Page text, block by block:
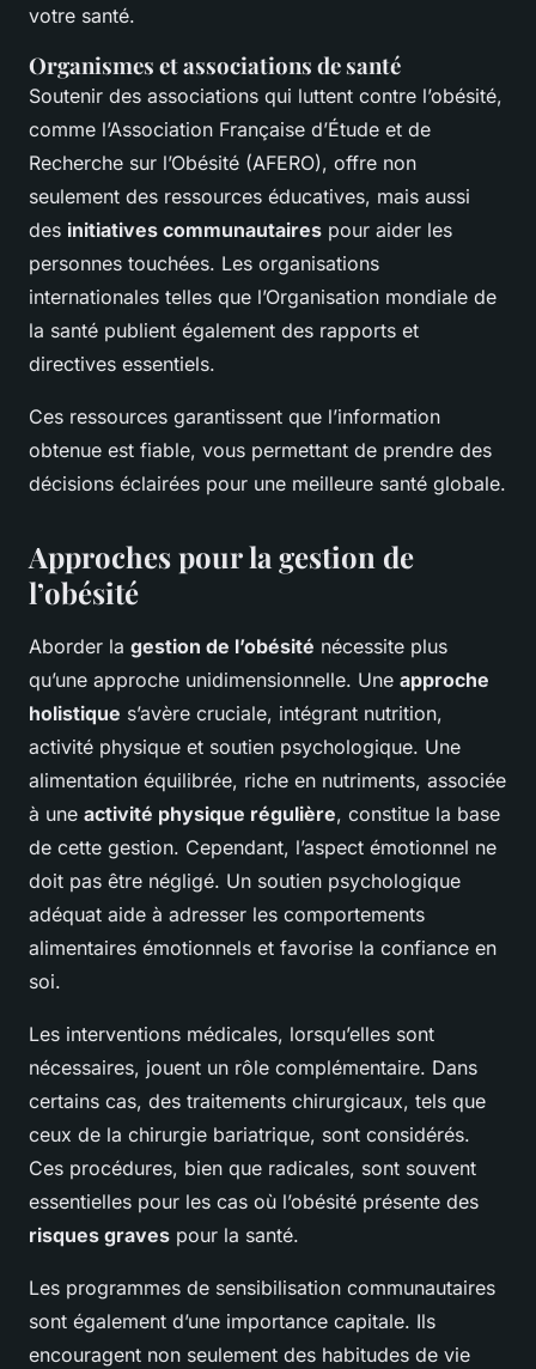
votre santé.
Organismes et associations de santé
Soutenir des associations qui luttent contre l’obésité,
comme l’Association Française d’Étude et de
Recherche sur l’Obésité (AFERO), offre non
seulement des ressources éducatives, mais aussi
des initiatives communautaires pour aider les
personnes touchées. Les organisations
internationales telles que l’Organisation mondiale de
la santé publient également des rapports et
directives essentiels.
Ces ressources garantissent que l’information
obtenue est fiable, vous permettant de prendre des
décisions éclairées pour une meilleure santé globale.
Approches pour la gestion de
l’obésité
Aborder la gestion de l’obésité nécessite plus
qu’une approche unidimensionnelle. Une approche
holistique s’avère cruciale, intégrant nutrition,
activité physique et soutien psychologique. Une
alimentation équilibrée, riche en nutriments, associée
à une activité physique régulière, constitue la base
de cette gestion. Cependant, l’aspect émotionnel ne
doit pas être négligé. Un soutien psychologique
adéquat aide à adresser les comportements
alimentaires émotionnels et favorise la confiance en
soi.
Les interventions médicales, lorsqu’elles sont
nécessaires, jouent un rôle complémentaire. Dans
certains cas, des traitements chirurgicaux, tels que
ceux de la chirurgie bariatrique, sont considérés.
Ces procédures, bien que radicales, sont souvent
essentielles pour les cas où l’obésité présente des
risques graves pour la santé.
Les programmes de sensibilisation communautaires
sont également d’une importance capitale. Ils
encouragent non seulement des habitudes de vie